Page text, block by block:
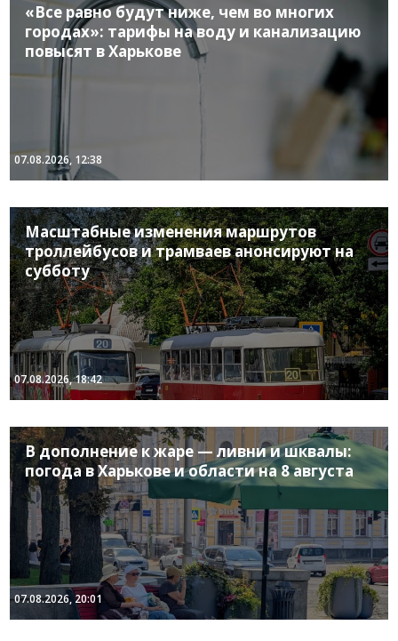
«Все равно будут ниже, чем во многих
городах»: тарифы на воду и канализацию
повысят в Харькове
07.08.2026, 12:38
Масштабные изменения маршрутов
троллейбусов и трамваев анонсируют на
субботу
07.08.2026, 18:42
В дополнение к жаре — ливни и шквалы:
погода в Харькове и области на 8 августа
07.08.2026, 20:01